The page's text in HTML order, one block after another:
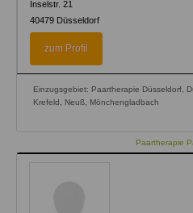
Inselstr. 21
40479 Düsseldorf
zum Profil
Einzugsgebiet: Paartherapie Düsseldorf,
Krefeld, Neuß, Mönchengladbach
Paartherapie